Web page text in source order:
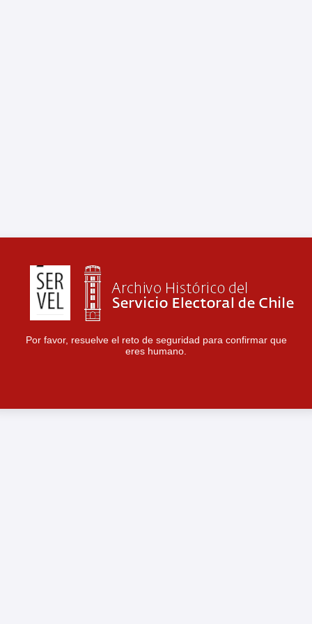
Por favor, resuelve el reto de seguridad para confirmar que
eres humano.